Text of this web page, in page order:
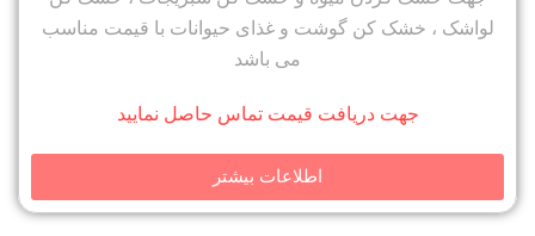
لواشک ، خشک کن گوشت و غذای حیوانات با قیمت مناسب
می باشد
جهت دریافت قیمت تماس حاصل نمایید
اطلاعات بیشتر